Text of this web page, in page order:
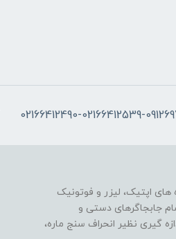
02166412490-02166412539-
اپتیک، لیزر و فوتونیک
جابجاگرهای دستی و
گیری نظیر انحراف سنج ماره،